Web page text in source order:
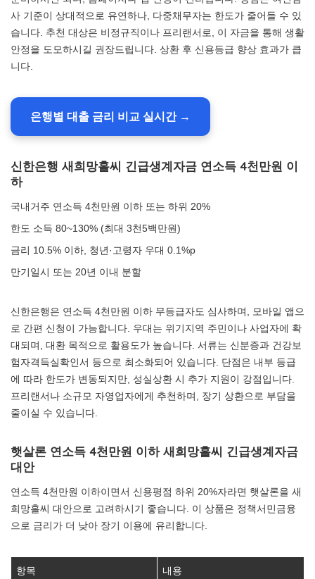
사 기준이 상대적으로 유연하나, 다중채무자는 한도가 줄어들 수 있
습니다. 추천 대상은 비정규직이나 프리랜서로, 이 자금을 통해 생활
안정을 도모하시길 권장드립니다. 상환 후 신용등급 향상 효과가 큽
니다.
은행별 대출 금리 비교 실시간 →
신한은행 새희망홀씨 긴급생계자금 연소득 4천만원 이
하
국내거주 연소득 4천만원 이하 또는 하위 20%
한도 소득 80~130% (최대 3천5백만원)
금리 10.5% 이하, 청년·고령자 우대 0.1%p
만기일시 또는 20년 이내 분할
신한은행은 연소득 4천만원 이하 무등급자도 심사하며, 모바일 앱으
로 간편 신청이 가능합니다. 우대는 위기지역 주민이나 사업자에 확
대되며, 대환 목적으로 활용도가 높습니다. 서류는 신분증과 건강보
험자격득실확인서 등으로 최소화되어 있습니다. 단점은 내부 등급
에 따라 한도가 변동되지만, 성실상환 시 추가 지원이 강점입니다.
프리랜서나 소규모 자영업자에게 추천하며, 장기 상환으로 부담을
줄이실 수 있습니다.
햇살론 연소득 4천만원 이하 새희망홀씨 긴급생계자금
대안
연소득 4천만원 이하이면서 신용평점 하위 20%자라면 햇살론을 새
희망홀씨 대안으로 고려하시기 좋습니다. 이 상품은 정책서민금융
으로 금리가 더 낮아 장기 이용에 유리합니다.
항목 내용